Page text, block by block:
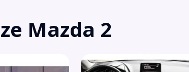
Mazda 2